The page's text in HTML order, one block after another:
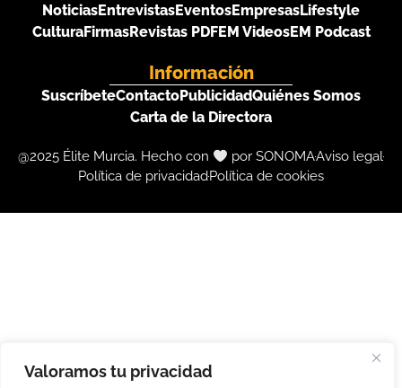
Valoramos tu privacidad
NoticiasEntrevistasEventosEmpresasLifestyle
CulturaFirmasRevistas PDFEM VideosEM Podcast
Información
SuscríbeteContactoPublicidadQuiénes Somos
Carta de la Directora
@2025 Élite Murcia. Hecho con por SONOMAAviso legal
Política de privacidadPolítica de cookies